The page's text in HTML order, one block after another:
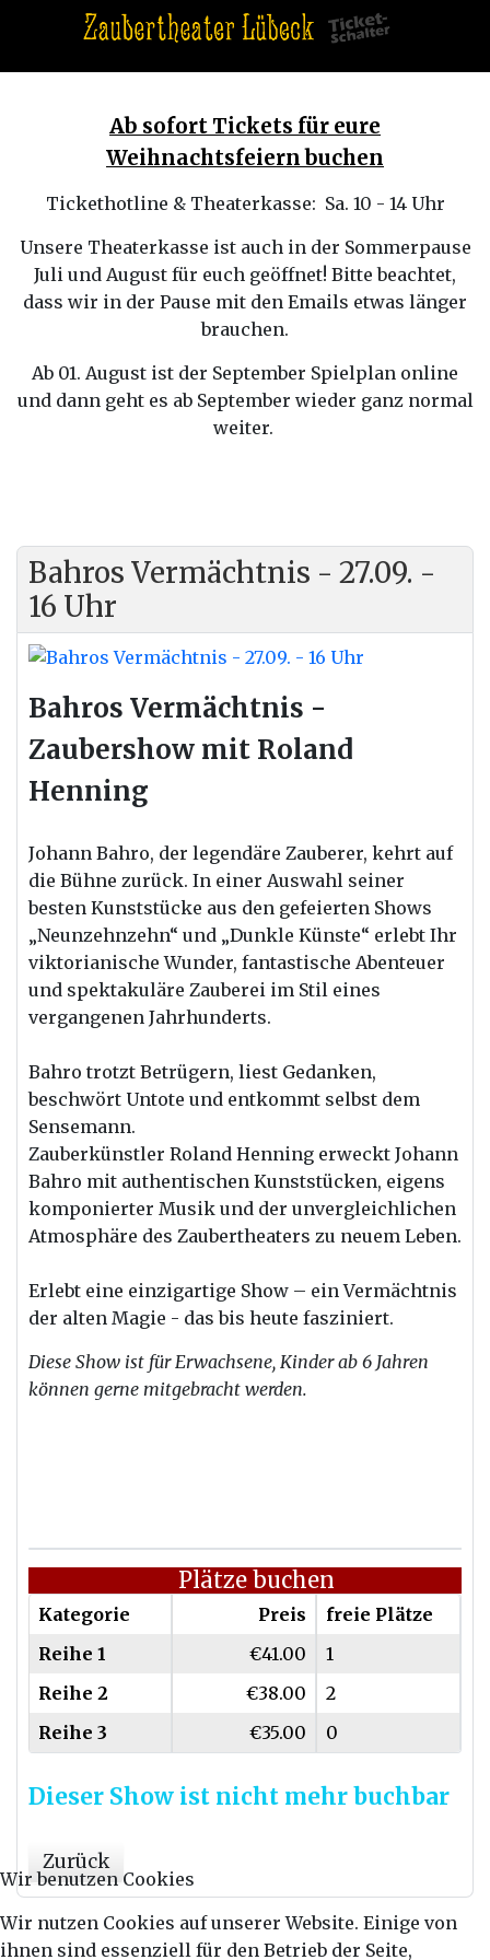
Ab sofort Tickets für eure
Weihnachtsfeiern buchen
Tickethotline & Theaterkasse: Sa. 10 - 14 Uhr
Unsere Theaterkasse ist auch in der Sommerpause
Juli und August für euch geöffnet! Bitte beachtet,
dass wir in der Pause mit den Emails etwas länger
brauchen.
Ab 01. August ist der September Spielplan online
und dann geht es ab September wieder ganz normal
weiter.
Bahros Vermächtnis - 27.09. -
16 Uhr
Bahros Vermächtnis -
Zaubershow mit Roland
Henning
Johann Bahro, der legendäre Zauberer, kehrt auf
die Bühne zurück. In einer Auswahl seiner
besten Kunststücke aus den gefeierten Shows
„Neunzehnzehn“ und „Dunkle Künste“ erlebt Ihr
viktorianische Wunder, fantastische Abenteuer
und spektakuläre Zauberei im Stil eines
vergangenen Jahrhunderts.
Bahro trotzt Betrügern, liest Gedanken,
beschwört Untote und entkommt selbst dem
Sensemann.
Zauberkünstler Roland Henning erweckt Johann
Bahro mit authentischen Kunststücken, eigens
komponierter Musik und der unvergleichlichen
Atmosphäre des Zaubertheaters zu neuem Leben.
Erlebt eine einzigartige Show – ein Vermächtnis
der alten Magie - das bis heute fasziniert.
Diese Show ist für Erwachsene, Kinder ab 6 Jahren
können gerne mitgebracht werden.
Plätze buchen
Kategorie Preis
freie Plätze
Reihe 1
€41.00
1
Reihe 2
€38.00
2
Reihe 3
€35.00 0
Dieser Show ist nicht mehr buchbar
Zurück
Wir benutzen Cookies
Wir nutzen Cookies auf unserer Website. Einige von
ihnen sind essenziell für den Betrieb der Seite,